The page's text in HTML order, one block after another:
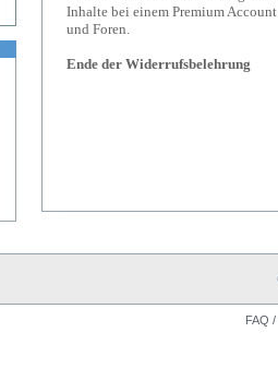
Inhalte bei einem Premium
und Foren.
Ende der Widerrufsbelehrung
FAQ